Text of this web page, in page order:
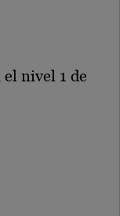
nivel 1 de